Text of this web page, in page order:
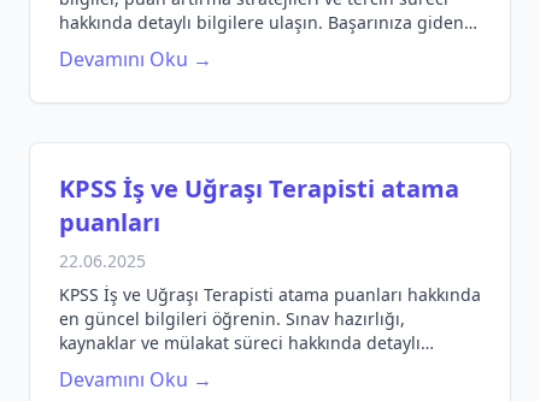
hakkında detaylı bilgilere ulaşın. Başarınıza giden
yolda adım atın!
Devamını Oku →
KPSS İş ve Uğraşı Terapisti atama
puanları
22.06.2025
KPSS İş ve Uğraşı Terapisti atama puanları hakkında
en güncel bilgileri öğrenin. Sınav hazırlığı,
kaynaklar ve mülakat süreci hakkında detaylı
bilgiler edinin.
Devamını Oku →